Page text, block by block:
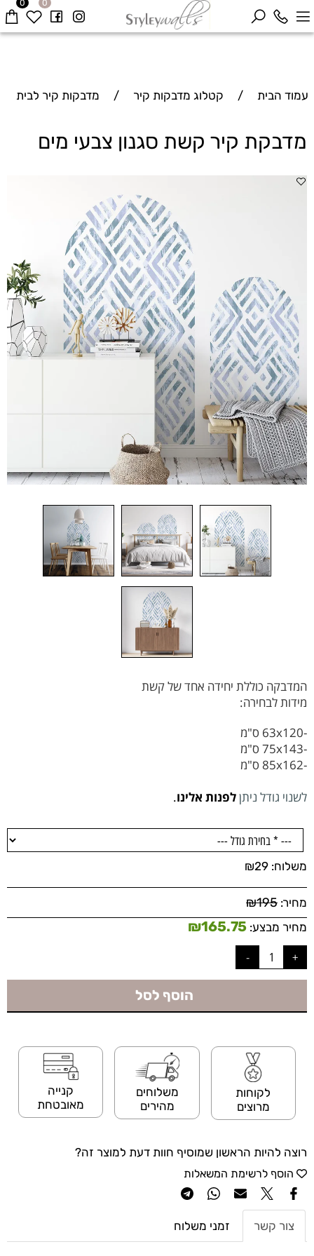
0 0
עמוד הבית / קטלוג מדבקות קיר / מדבקות קיר לבית
מדבקת קיר קשת סגנון צבעי מים
המדבקה כוללת יחידה אחד של קשת
מידות לבחירה:
-63x120 ס"מ
-75x143 ס"מ
-85x162 ס"מ
לשנוי גודל ניתןלפנות אלינו.
משלוח: ₪29
מחיר: ₪195
מחיר מבצע: ₪165.75
הוסף לסל
לקוחות
מרוצים
משלוחים
מהירים
קנייה
מאובטחת
רוצה להיות הראשון שמוסיף חוות דעת למוצר זה?
הוסף לרשימת המשאלות
צור קשר זמני משלוח